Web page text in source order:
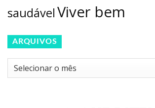
saudávelViver bem
ARQUIVOS
Arquivos